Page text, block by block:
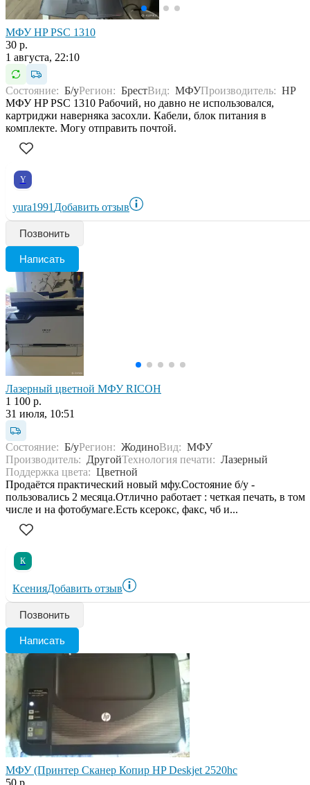
МФУ HP PSC 1310
30 р.
1 августа, 22:10
Состояние: Б/уРегион: БрестВид: МФУПроизводитель: HP
МФУ HP PSC 1310 Рабочий, но давно не использовался,
картриджи наверняка засохли. Кабели, блок питания в
комплекте. Могу отправить почтой.
Y
yura1991 Добавить отзыв
Позвонить
Написать
Лазерный цветной МФУ RICOH
1 100 р.
31 июля, 10:51
Состояние: Б/уРегион: ЖодиноВид: МФУ
Производитель: ДругойТехнология печати: Лазерный
Поддержка цвета: Цветной
Продаётся практический новый мфу.Состояние б/у -
пользовались 2 месяца.Отлично работает : четкая печать, в том
числе и на фотобумаге.Есть ксерокс, факс, чб и...
К
КсенияДобавить отзыв
Позвонить
Написать
МФУ (Принтер Сканер Копир HP Deskjet 2520hc
50 р.